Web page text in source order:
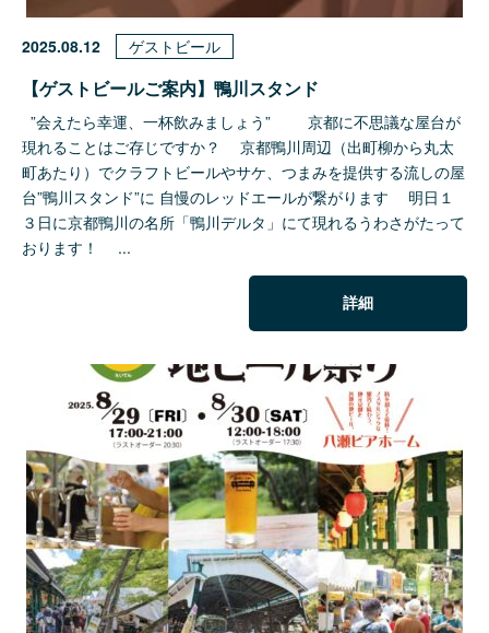
2025.08.12 ゲストビール
【ゲストビールご案内】鴨川スタンド
”会えたら幸運、一杯飲みましょう” 京都に不思議な屋台が
現れることはご存じですか？ 京都鴨川周辺（出町柳から丸太
町あたり）でクラフトビールやサケ、つまみを提供する流しの屋
台”鴨川スタンド”に 自慢のレッドエールが繋がります 明日１
３日に京都鴨川の名所「鴨川デルタ」にて現れるうわさがたって
おります！ ...
詳細